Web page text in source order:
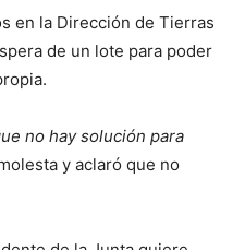
en la Dirección de Tierras
de un lote para poder
no hay solución para
y aclaró que no